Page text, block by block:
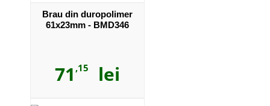
Brau din duropolimer
61x23mm - BMD346
71 ,15 lei